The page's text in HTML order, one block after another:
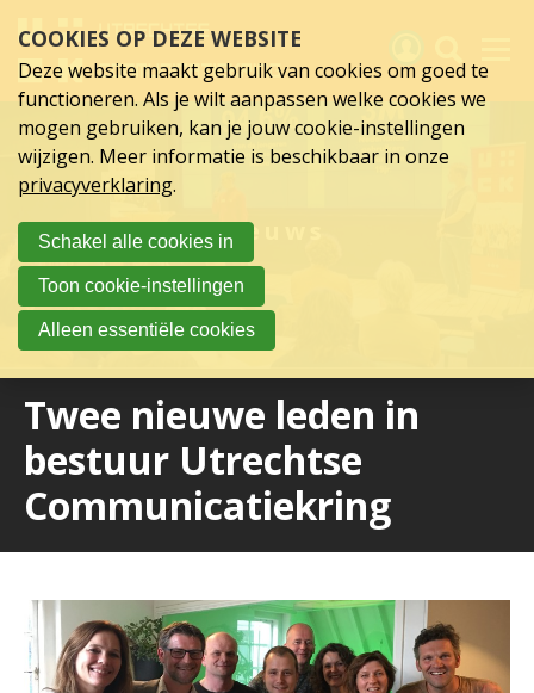
links
over
Spring
hoofd
inhoud
Spring
naar
hoofdnavigatie
Nieuws
Twee nieuwe leden in
bestuur Utrechtse
Communicatiekring
Activiteiten
Nieuws
Verslagen
Sluit je aan
Over UCK
COOKIES OP DEZE WEBSITE
Deze website maakt gebruik van cookies om goed te
functioneren. Als je wilt aanpassen welke cookies we
mogen gebruiken, kan je jouw cookie-instellingen
wijzigen. Meer informatie is beschikbaar in onze
privacyverklaring.
Schakel alle cookies in
Toon cookie-instellingen
Alleen essentiële cookies